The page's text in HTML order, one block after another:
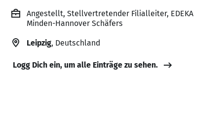
Angestellt, Stellvertretender Filialleiter, EDEKA
Minden-Hannover Schäfers
Leipzig, Deutschland
Logg Dich ein, um alle Einträge zu sehen.